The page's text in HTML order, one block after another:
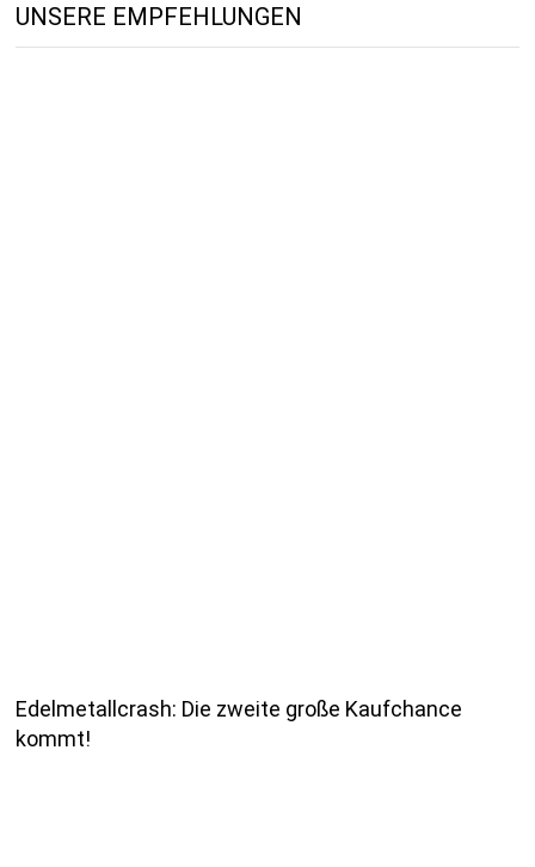
UNSERE EMPFEHLUNGEN
Edelmetallcrash: Die zweite große Kaufchance
kommt!